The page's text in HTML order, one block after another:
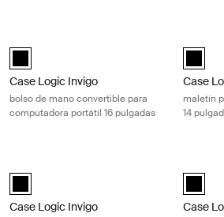
Case Logic Invigo convertible tote Negro
Case Logic Invigo
bolso de mano convertible para
computadora portátil 16 pulgadas
black
Case
maletín
14
black (selected)
Case Logic Invigo
black
Case